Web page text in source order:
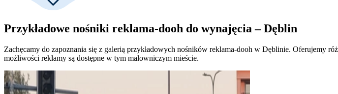
Przykładowe nośniki reklama-dooh do wynajęcia – Dęblin
Zachęcamy do zapoznania się z galerią przykładowych nośników reklama-dooh w Dęblinie. Oferujemy
możliwości reklamy są dostępne w tym malowniczym mieście.